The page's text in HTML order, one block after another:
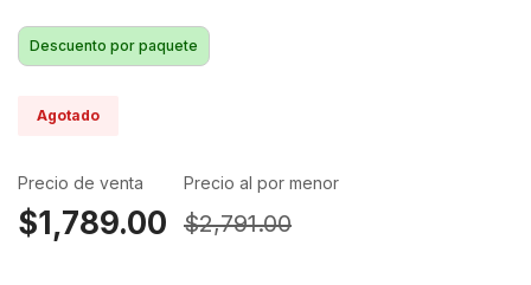
Descuento por paquete
Agotado
Precio de venta
$1,789.00
Precio al por menor
$2,791.00